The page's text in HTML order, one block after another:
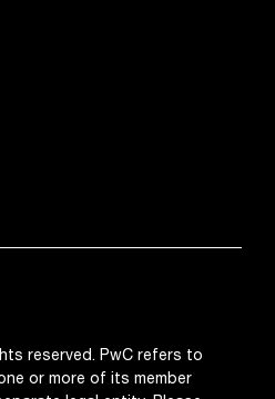
reserved. PwC refers to
or more of its member